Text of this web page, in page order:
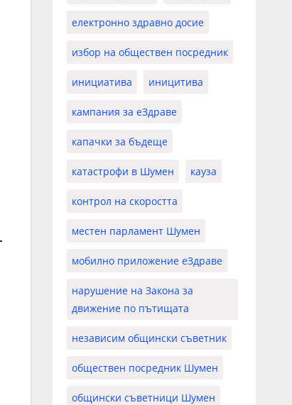
електронно здравно досие
избор на обществен посредник
инициатива иницитива
кампания за еЗдраве
капачки за бъдеще
катастрофи в Шумен кауза
контрол на скоростта
местен парламент Шумен
мобилно приложение еЗдраве
нарушение на Закона за
движение по пътищата
независим общински съветник
обществен посредник Шумен
общински съветници Шумен